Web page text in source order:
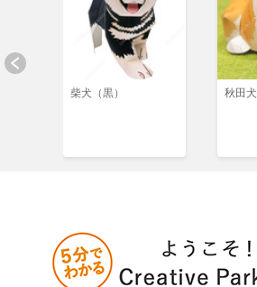
柴犬（黒） 秋田犬